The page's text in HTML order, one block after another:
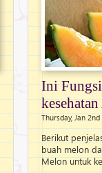
Ini
Thursday, Jan
Berikut
buah melon
Melon untuk